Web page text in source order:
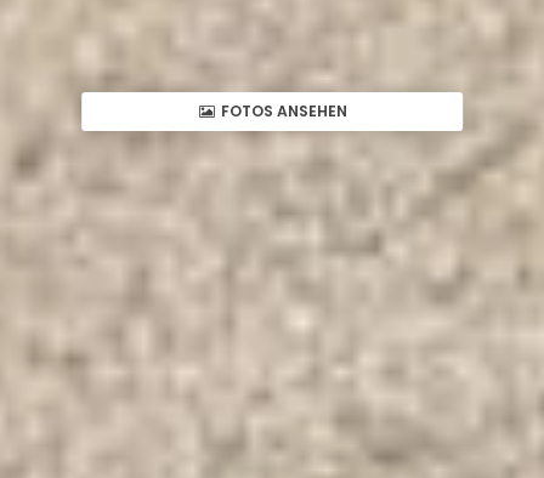
FOTOS ANSEHEN